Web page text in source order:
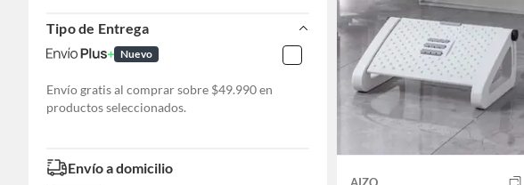
Tipo de Entrega
Nuevo
Envío gratis al comprar sobre $49.990 en
productos seleccionados.
Envío a domicilio